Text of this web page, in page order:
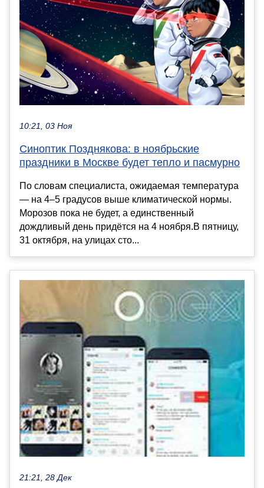
10:21, 03 Ноя
Синоптик Позднякова: в ноябрьские
праздники в Москве будет тепло и пасмурно
По словам специалиста, ожидаемая температура
— на 4–5 градусов выше климатической нормы.
Морозов пока не будет, а единственный
дождливый день придётся на 4 ноября.В пятницу,
31 октября, на улицах сто...
21:21, 28 Дек